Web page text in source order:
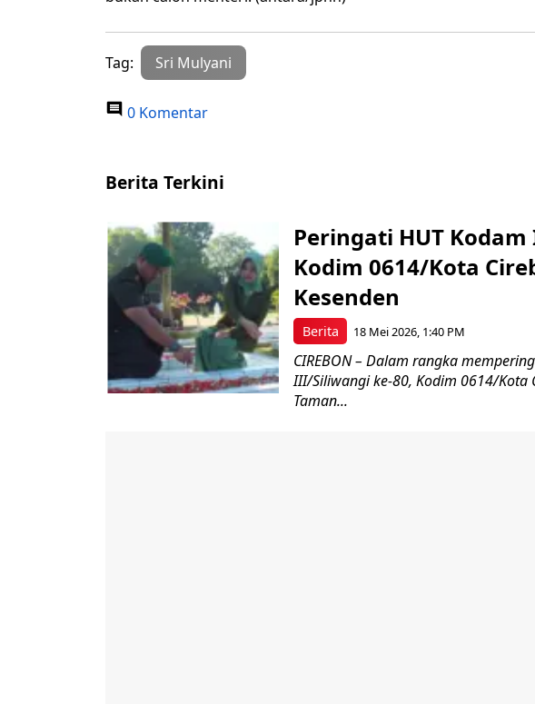
Tag: Sri Mulyani
0 Komentar
Berita Terkini
Berita
Peringati HUT
Kodim 0614/Kota
Kesenden
18 Mei 2026, 1:40 PM
CIREBON – Dalam rangka
III/Siliwangi ke-80, Kodim 0614/
Taman...